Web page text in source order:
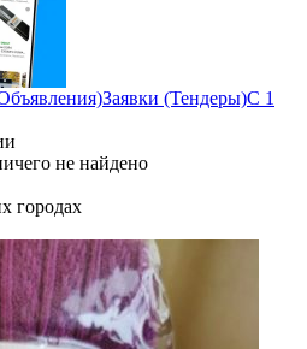
Заявки (Тендеры)С 1
не найдено
городах